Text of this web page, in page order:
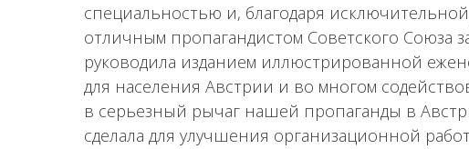
специальностью и, благодаря
отличным пропагандистом Советского Союза
руководила изданием иллюстрированной
для населения Австрии и во многом
в серьезный рычаг нашей пропаганды в
сделала для улучшения организационной